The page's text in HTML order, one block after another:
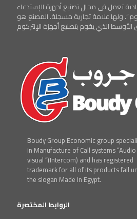
تعمل فى مجال تصنيع أجهزة الإستدعاء
“. ولها علامة تجارية مسجلة. المصنع هو
الذي يقوم بتصنيع أجهزة الإنتركوم
Boudy Group Economic group
in Manufacture of Call systems
visual “(Intercom) and has registered
trademark for all of its products fall
the slogan Made In Egypt.
الروابط المختصرة